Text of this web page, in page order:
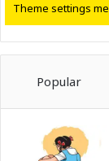
Theme settings
Popular